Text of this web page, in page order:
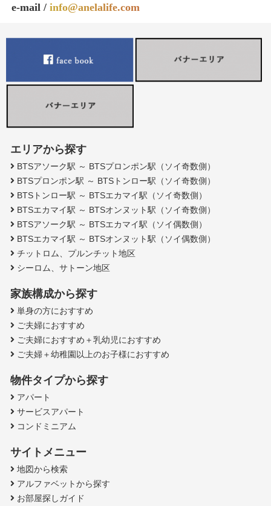
e-mail / info@anelalife.com
エリアから探す
BTSアソーク駅 ～ BTSプロンポン駅（ソイ奇数側）
BTSプロンポン駅 ～ BTSトンロー駅（ソイ奇数側）
BTSトンロー駅 ～ BTSエカマイ駅（ソイ奇数側）
BTSエカマイ駅 ～ BTSオンヌット駅（ソイ奇数側）
BTSアソーク駅 ～ BTSエカマイ駅（ソイ偶数側）
BTSエカマイ駅 ～ BTSオンヌット駅（ソイ偶数側）
チットロム、プルンチット地区
シーロム、サトーン地区
家族構成から探す
単身の方におすすめ
ご夫婦におすすめ
ご夫婦におすすめ＋乳幼児におすすめ
ご夫婦＋幼稚園以上のお子様におすすめ
物件タイプから探す
アパート
サービスアパート
コンドミニアム
サイトメニュー
地図から検索
アルファベットから探す
お部屋探しガイド